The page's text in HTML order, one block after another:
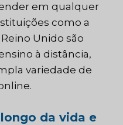
em qualquer
como a
Unido são
à distância,
variedade de
da vida e